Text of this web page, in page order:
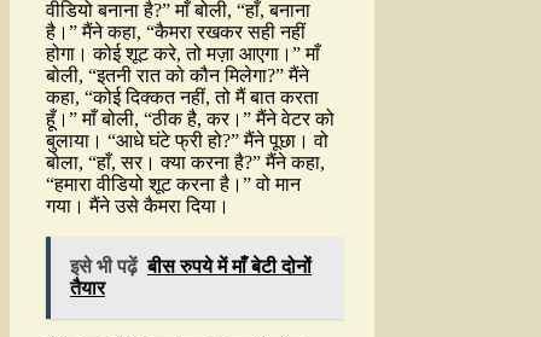
वीडियो बनाना है?” माँ बोली, “हाँ, बनाना
है।” मैंने कहा, “कैमरा रखकर सही नहीं
होगा। कोई शूट करे, तो मज़ा आएगा।” माँ
बोली, “इतनी रात को कौन मिलेगा?” मैंने
कहा, “कोई दिक्कत नहीं, तो मैं बात करता
हूँ।” माँ बोली, “ठीक है, कर।” मैंने वेटर को
बुलाया। “आधे घंटे फ्री हो?” मैंने पूछा। वो
बोला, “हाँ, सर। क्या करना है?” मैंने कहा,
“हमारा वीडियो शूट करना है।” वो मान
गया। मैंने उसे कैमरा दिया।
इसे भी पढ़ें बीस रुपये में माँ बेटी दोनों
तैयार